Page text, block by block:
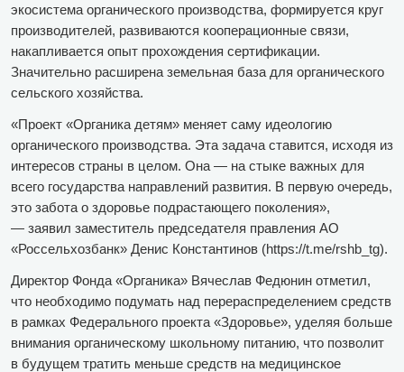
экосистема органического производства, формируется круг
производителей, развиваются кооперационные связи,
накапливается опыт прохождения сертификации.
Значительно расширена земельная база для органического
сельского хозяйства.
«Проект «Органика детям» меняет саму идеологию
органического производства. Эта задача ставится, исходя из
интересов страны в целом. Она — на стыке важных для
всего государства направлений развития. В первую очередь,
это забота о здоровье подрастающего поколения»,
— заявил заместитель председателя правления АО
«Россельхозбанк» Денис Константинов (https://t.me/rshb_tg).
Директор Фонда «Органика» Вячеслав Федюнин отметил,
что необходимо подумать над перераспределением средств
в рамках Федерального проекта «Здоровье», уделяя больше
внимания органическому школьному питанию, что позволит
в будущем тратить меньше средств на медицинское